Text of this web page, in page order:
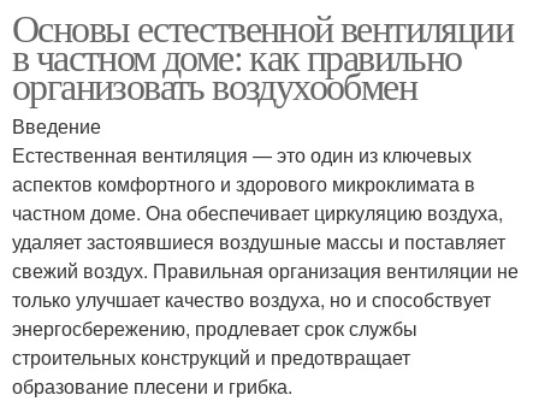
Основы естественной вентиляции
в частном доме: как правильно
организовать воздухообмен
Введение
Естественная вентиляция — это один из ключевых
аспектов комфортного и здорового микроклимата в
частном доме. Она обеспечивает циркуляцию воздуха,
удаляет застоявшиеся воздушные массы и поставляет
свежий воздух. Правильная организация вентиляции не
только улучшает качество воздуха, но и способствует
энергосбережению, продлевает срок службы
строительных конструкций и предотвращает
образование плесени и грибка.